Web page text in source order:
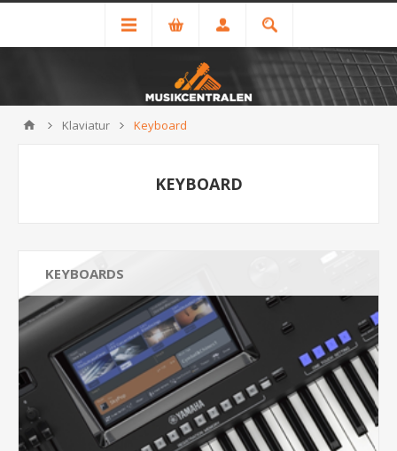
Klaviatur Keyboard
KEYBOARD
KEYBOARDS